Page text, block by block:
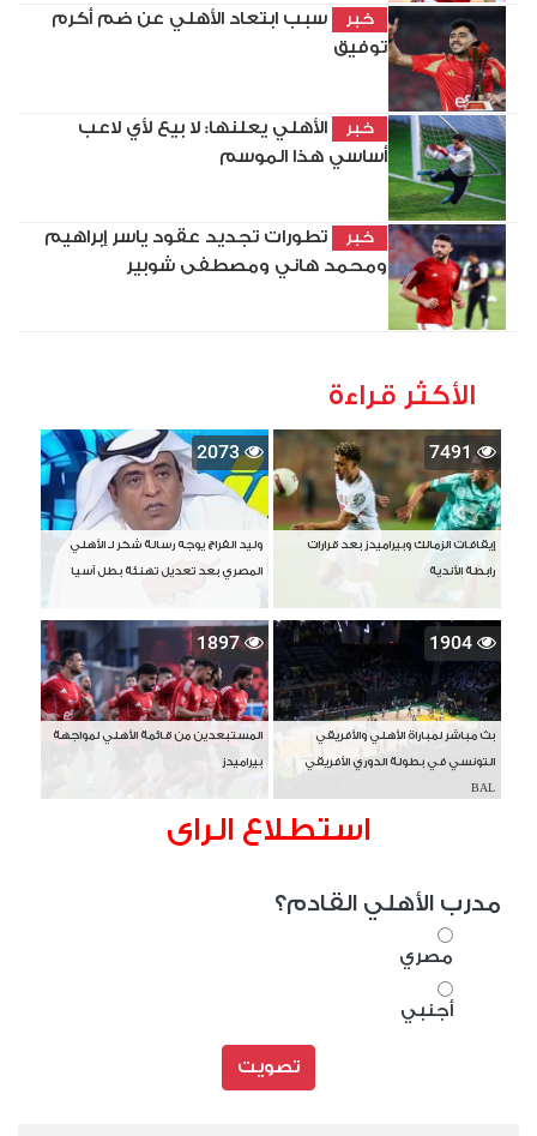
خبر
سبب ابتعاد الأهلي عن ضم أكرم
توفيق
خبر
الأهلي يعلنها: لا بيع لأي لاعب
أساسي هذا الموسم
خبر
تطورات تجديد عقود ياسر إبراهيم
ومحمد هاني ومصطفى شوبير
الأكثر قراءة
7491
إيقافات الزمالك وبيراميدز بعد قرارات
رابطة الأندية
2073
وليد الفراج يوجه رسالة شكر لـ الأهلي
المصري بعد تعديل تهنئة بطل آسيا
1904
بث مباشر لمباراة الأهلي والأفريقي
التونسي في بطولة الدوري الأفريقي
BAL
1897
المستبعدين من قائمة الأهلي لمواجهة
بيراميدز
استطلاع الراى
مدرب الأهلي القادم؟
مصري
أجنبي
تصويت